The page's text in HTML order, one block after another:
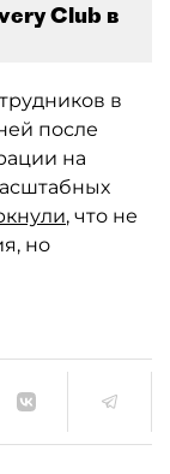
Club в
в
после
на
, что не
но